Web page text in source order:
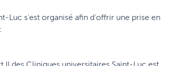
Luc s’est organisé afin d’offrir une prise en